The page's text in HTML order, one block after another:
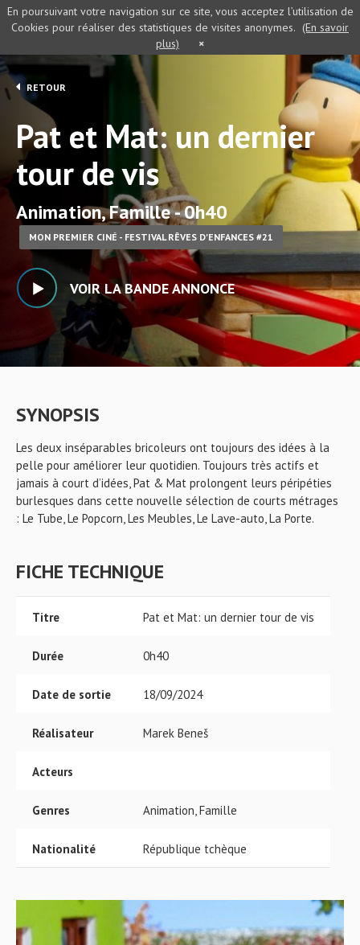
RETOUR
Pat et Mat: un dernier
tour de vis
Animation, Famille - 0h40
MON PREMIER CINÉ - FESTIVAL RÊVES D'ENFANCES #21
VOIR LA BANDE ANNONCE
SYNOPSIS
Les deux inséparables bricoleurs ont toujours des idées à la
pelle pour améliorer leur quotidien. Toujours très actifs et
jamais à court d’idées, Pat & Mat prolongent leurs péripéties
burlesques dans cette nouvelle sélection de courts métrages
: Le Tube, Le Popcorn, Les Meubles, Le Lave-auto, La Porte.
FICHE TECHNIQUE
Titre Pat et Mat: un dernier tour de vis
Durée 0h40
Date de sortie 18/09/2024
Réalisateur Marek Beneš
Acteurs
Genres Animation, Famille
Nationalité République tchèque
En poursuivant votre navigation sur ce site, vous acceptez l’utilisation de
Cookies pour réaliser des statistiques de visites anonymes. (En savoir
plus)
×